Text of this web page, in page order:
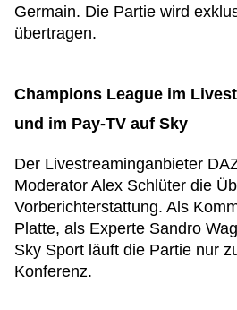
Germain. Die Partie wird
übertragen.
Champions League im
und im Pay-TV auf Sky
Der Livestreaminganbieter
Moderator Alex Schlüter die
Vorberichterstattung. Als
Platte, als Experte Sandro
Sky Sport läuft die Partie nur
Konferenz.